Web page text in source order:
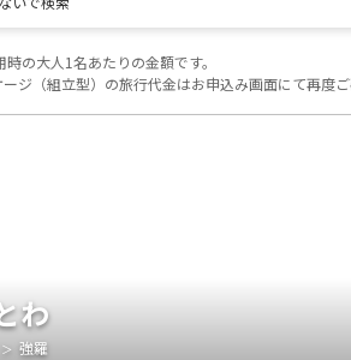
の大人1名あたりの金額です。
ジ（組立型）の旅行代金はお申込み画面にて再度ご
わ
強羅